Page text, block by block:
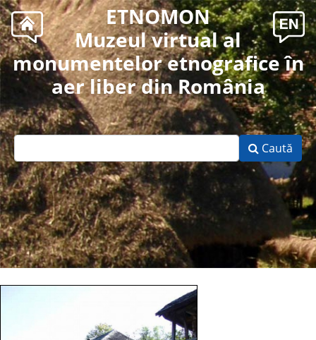
ETNOMON
Muzeul virtual al
monumentelor etnografice în
aer liber din România
Caută